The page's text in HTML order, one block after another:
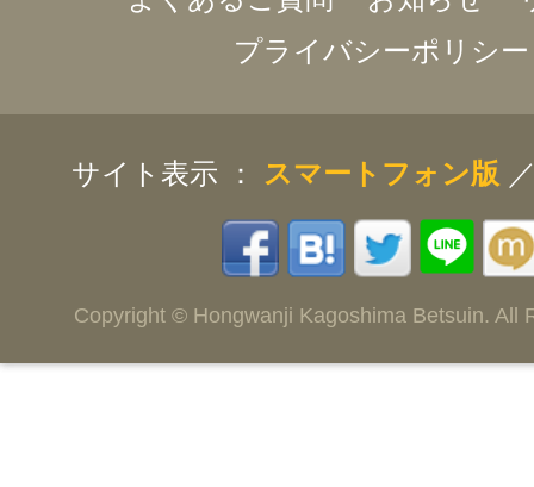
プライバシーポリシー
サイト表示 ： スマートフォン版
Copyright © Hongwanji Kagoshima Betsuin. All